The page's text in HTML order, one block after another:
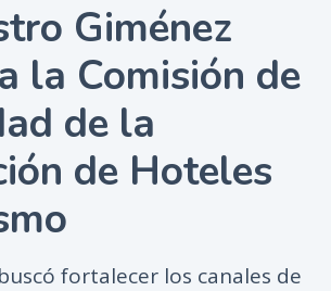
e
n
o
p
r
Giménez
la Comisión de
de la
de Hoteles
fortalecer los canales de